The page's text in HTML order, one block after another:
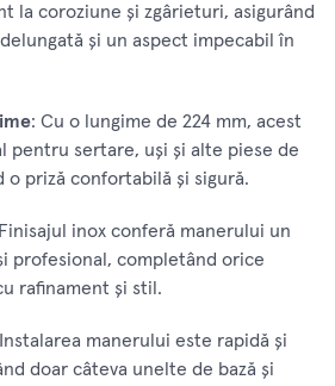
la coroziune și zgârieturi, asigurând
și un aspect impecabil în
: Cu o lungime de 224 mm, acest
pentru sertare, uși și alte piese de
o priză confortabilă și sigură.
inox conferă manerului un
profesional, completând orice
rafinament și stil.
manerului este rapidă și
doar câteva unelte de bază și